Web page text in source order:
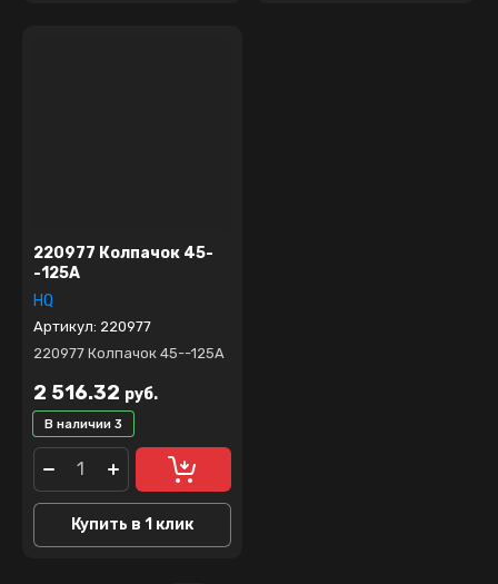
220977 Колпачок 45-
-125А
HQ
Артикул: 220977
220977 Колпачок 45--125А
В наличии 3
2 516.32 руб.
Купить в 1 клик